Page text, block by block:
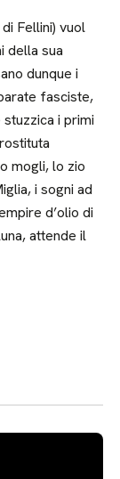
Fellini) vuol
della sua
dunque i
fasciste,
i primi
mogli, lo zio
i sogni ad
d’olio di
attende il